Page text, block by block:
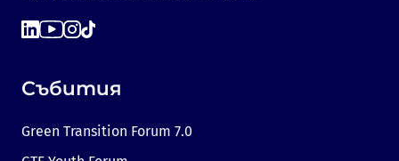
Събития
Green Transition Forum 7.0